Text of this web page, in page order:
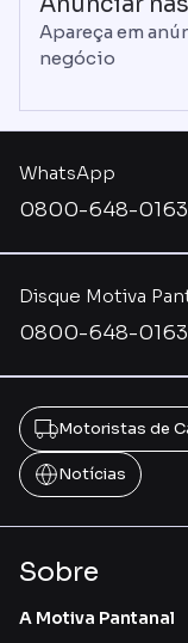
Apareça em
negócio
Disque Motiva
0800-648-0163
WhatsApp
0800-648-0163
Motoristas de
Notícias
Sobre
A Motiva Pantanal